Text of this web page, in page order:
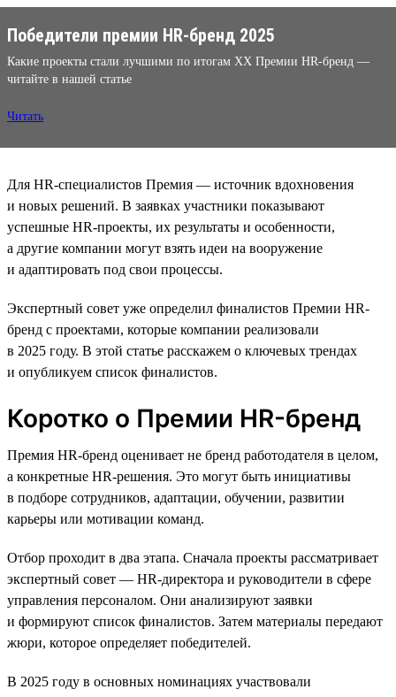
Победители премии HR-бренд 2025
Какие проекты стали лучшими по итогам XX Премии HR-бренд —
читайте в нашей статье
Читать
Для HR-специалистов Премия — источник вдохновения
и новых решений. В заявках участники показывают
успешные HR-проекты, их результаты и особенности,
а другие компании могут взять идеи на вооружение
и адаптировать под свои процессы.
Экспертный совет уже определил финалистов Премии HR-
бренд с проектами, которые компании реализовали
в 2025 году. В этой статье расскажем о ключевых трендах
и опубликуем список финалистов.
Коротко о Премии HR-бренд
Премия HR-бренд оценивает не бренд работодателя в целом,
а конкретные HR-решения. Это могут быть инициативы
в подборе сотрудников, адаптации, обучении, развитии
карьеры или мотивации команд.
Отбор проходит в два этапа. Сначала проекты рассматривает
экспертный совет — HR-директора и руководители в сфере
управления персоналом. Они анализируют заявки
и формируют список финалистов. Затем материалы передают
жюри, которое определяет победителей.
В 2025 году в основных номинациях участвовали